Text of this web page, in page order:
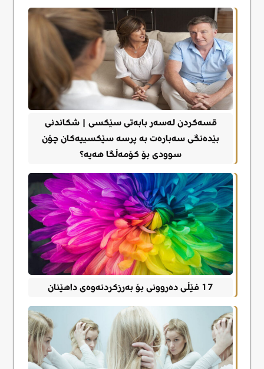
قسەکردن لەسەر بابەتی سێکسی | شکاندنی
بێدەنگی سەبارەت بە پرسە سێکسییەکان چۆن
سوودی بۆ کۆمەڵگا هەیە؟
17 فێڵی دەروونی بۆ بەرزکردنەوەی داهێنان